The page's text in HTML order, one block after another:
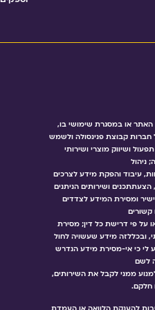
או במסגרת שימושי בו,
קבוצת פנינסולה ולשמש
ושיווק מוצרי ושירותי
ניהול
עיבוד והפקת מידע לצרכים
הצעתתכנים ושירותים הניתנים
ישיר ומסירת המידע לצדדים
קשורים
על פי דרישת כל דין; מסירת
ובכללזה מידע שעשויה לחול
לי כי אי-מסירת מידע הנדרש
לשם
ממני לקבל את השירותים,
חלקם.